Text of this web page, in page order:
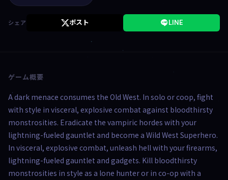
シェア ポスト LINE
ゲーム概要
A dark menace consumes the Old West. In solo or coop, fight
with style in visceral, explosive combat against bloodthirsty
monstrosities. Eradicate the vampiric hordes with your
lightning-fueled gauntlet and become a Wild West Superhero.
In visceral, explosive combat, unleash hell with your firearms,
lightning-fueled gauntlet and gadgets. Kill bloodthirsty
monstrosities in style as a lone hunter or in co-op with a